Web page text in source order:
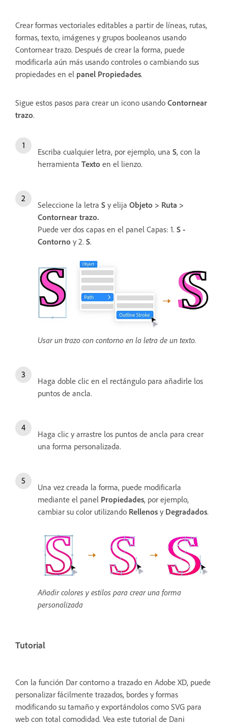
Crear formas vectoriales editables a partir de líneas, rutas,
formas, texto, imágenes y grupos booleanos usando
Contornear trazo. Después de crear la forma, puede
modificarla aún más usando controles o cambiando sus
propiedades en el panel Propiedades.
Sigue estos pasos para crear un icono usando Contornear
trazo.
Escriba cualquier letra, por ejemplo, una S, con la
herramienta Texto en el lienzo.
Seleccione la letra S y elija Objeto > Ruta >
Contornear trazo.
Puede ver dos capas en el panel Capas: 1. S -
Contorno y 2. S.
Usar un trazo con contorno en la letra de un texto.
Haga doble clic en el rectángulo para añadirle los
puntos de ancla.
Haga clic y arrastre los puntos de ancla para crear
una forma personalizada.
Una vez creada la forma, puede modificarla
mediante el panel Propiedades, por ejemplo,
cambiar su color utilizando Rellenos y Degradados.
Añadir colores y estilos para crear una forma
personalizada
Tutorial
Con la función Dar contorno a trazado en Adobe XD, puede
personalizar fácilmente trazados, bordes y formas
modificando su tamaño y exportándolos como SVG para
web con total comodidad. Vea este tutorial de Dani